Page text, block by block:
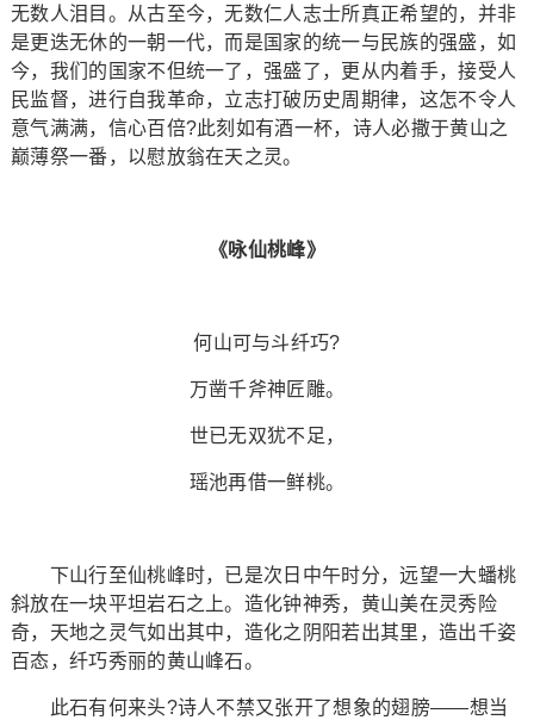
无数人泪目。从古至今，无数仁人志士所真正希望的，并非
是更迭无休的一朝一代，而是国家的统一与民族的强盛，如
今，我们的国家不但统一了，强盛了，更从内着手，接受人
民监督，进行自我革命，立志打破历史周期律，这怎不令人
意气满满，信心百倍?此刻如有酒一杯，诗人必撒于黄山之
巅薄祭一番，以慰放翁在天之灵。
《咏仙桃峰》
何山可与斗纤巧?
万凿千斧神匠雕。
世已无双犹不足，
瑶池再借一鲜桃。
下山行至仙桃峰时，已是次日中午时分，远望一大蟠桃
斜放在一块平坦岩石之上。造化钟神秀，黄山美在灵秀险
奇，天地之灵气如出其中，造化之阴阳若出其里，造出千姿
百态，纤巧秀丽的黄山峰石。
此石有何来头?诗人不禁又张开了想象的翅膀——想当